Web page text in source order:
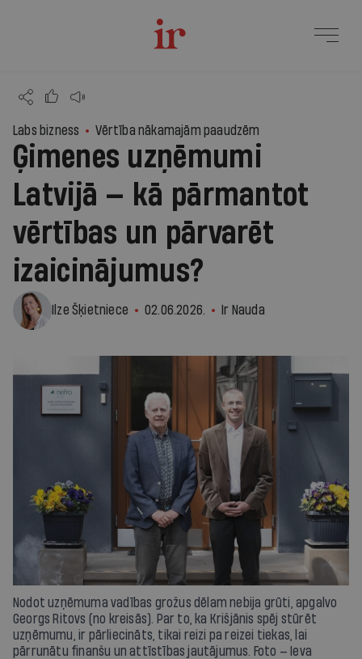
Labs bizness Vērtība nākamajām paaudzēm
Ģimenes uzņēmumi
Latvijā — kā pārmantot
vērtības un pārvarēt
izaicinājumus?
Ilze Šķietniece 02.06.2026. Ir Nauda
Nodot uzņēmuma vadības grožus dēlam nebija grūti, apgalvo
Georgs Ritovs (no kreisās). Par to, ka Krišjānis spēj stūrēt
uzņēmumu, ir pārliecināts, tikai reizi pa reizei tiekas, lai
pārrunātu finanšu un attīstības jautājumus. Foto — Ieva